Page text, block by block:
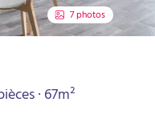
7 photos
· 67m²